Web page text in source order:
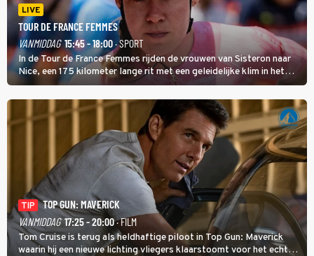
LIVE
TOUR DE FRANCE FEMMES
VANMIDDAG 15:45 - 18:00· SPORT
In de Tour de France Femmes rijden de vrouwen van Sisteron naar
Nice, een 175 kilometer lange rit met een geleidelijke klim in het
midden. Dat is mogelijk niet de zwaarste hindernis, dat is de
temperatuur. Het kan in Nice namelijk bloedheet worden.
TIP
TOP GUN: MAVERICK
VANMIDDAG 17:25 - 20:00· FILM
Tom Cruise is terug als heldhaftige piloot in Top Gun: Maverick
waarin hij een nieuwe lichting vliegers klaarstoomt voor het echte